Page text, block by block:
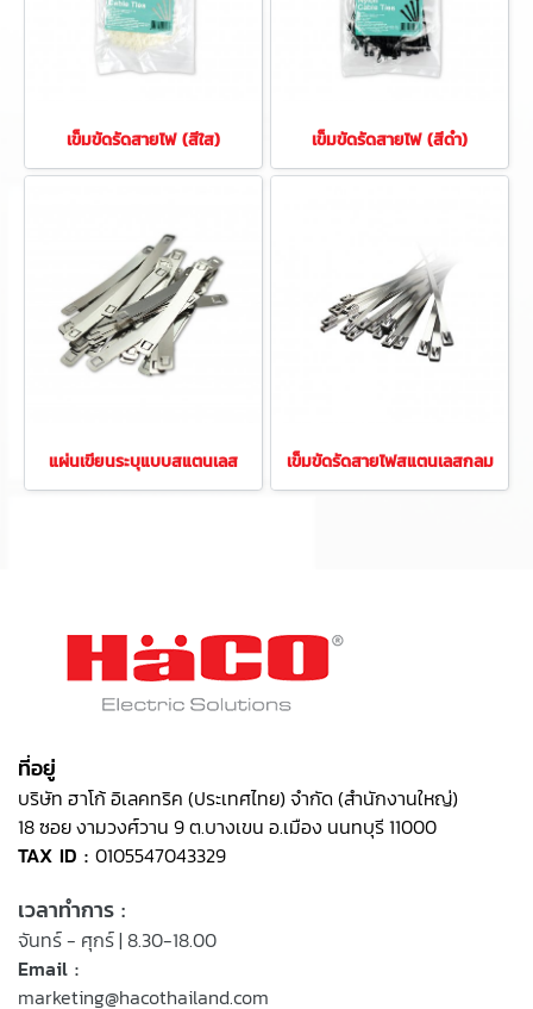
เข็มขัดรัดสายไฟ (สีใส) เข็มขัดรัดสายไฟ (สีดำ)
แผ่นเขียนระบุแบบสแตนเลส เข็มขัดรัดสายไฟสแตนเลสกลม
ที่อยู่
บริษัท ฮาโก้ อิเลคทริค (ประเทศไทย) จำกัด (สำนักงานใหญ่)
18 ซอย งามวงศ์วาน 9 ต.บางเขน อ.เมือง นนทบุรี 11000
TAX ID : 0105547043329
เวลาทำการ :
จันทร์ - ศุกร์ | 8.30-18.00
Email :
marketing@hacothailand.com